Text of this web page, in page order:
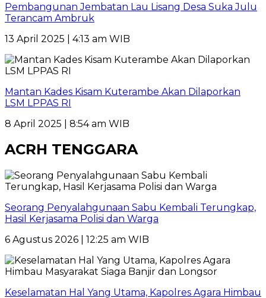
Pembangunan Jembatan Lau Lisang Desa Suka Julu
Terancam Ambruk
13 April 2025 | 4:13 am WIB
Mantan Kades Kisam Kuterambe Akan Dilaporkan
LSM LPPAS RI
8 April 2025 | 8:54 am WIB
ACRH TENGGARA
Seorang Penyalahgunaan Sabu Kembali Terungkap,
Hasil Kerjasama Polisi dan Warga
6 Agustus 2026 | 12:25 am WIB
Keselamatan Hal Yang Utama, Kapolres Agara Himbau